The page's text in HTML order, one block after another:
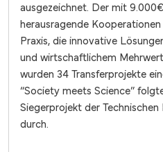
ausgezeichnet. Der mit
herausragende
Praxis, die innovative
und wirtschaftlichem
wurden 34 Transferprojekte
“Society meets Science”
Siegerprojekt der
durch.